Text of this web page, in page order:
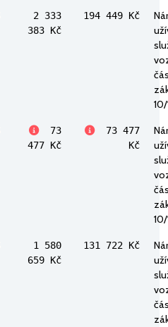
2 333
383 Kč
194 449 Kč
73
477 Kč
73 477
Kč
1 580
659 Kč
131 722 Kč